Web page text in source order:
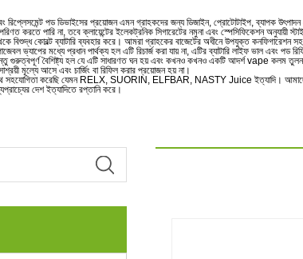
পড ডিভাইসের প্রয়োজন এমন গ্রাহকদের জন্য ডিজাইন, প্রোটোটাইপ, ব্যাপক উৎপাদন
করতে পারি না, তবে ক্লায়েন্টের ইলেকট্রনিক সিগারেটের নমুনা এবং স্পেসিফিকেশন অনুযায়ী
থেকে বিশুদ্ধ কোবল্ট ব্যাটারি ব্যবহার করে। আমরা গ্রাহকের বাজেটের অধীনে উপযুক্ত
ভ্যাপের মধ্যে প্রধান পার্থক্য হল এটি রিচার্জ করা যায় না, এটির ব্যাটারি লাইফ ভাল এবং
গুরুত্বপূর্ণ বৈশিষ্ট্য হল যে এটি সাধারণত ঘন হয় এবং কখনও কখনও একটি আদর্শ vape
মূল্যে আসে এবং চার্জিং বা রিফিল করার প্রয়োজন হয় না।
সাথে সহযোগিতা করেছি যেমন RELX, SUORIN, ELFBAR, NASTY Juice ইত্যাদি।
দেশ ইত্যাদিতে রপ্তানি করে।